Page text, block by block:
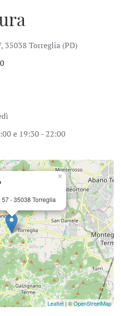
35038 Torreglia (PD)
e 19:30 - 22:00
- 35038 Torreglia
×
Leaflet| ©OpenStreetMap